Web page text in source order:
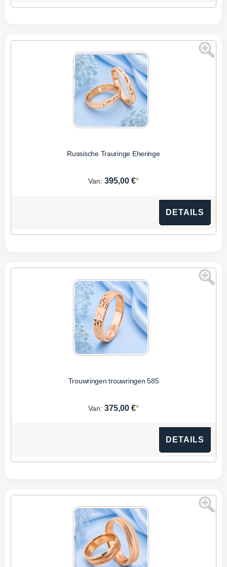
Russische Trauringe Eheringe
Van: 395,00 €*
DETAILS
Trouwringen trouwringen 585
Van: 375,00 €*
DETAILS